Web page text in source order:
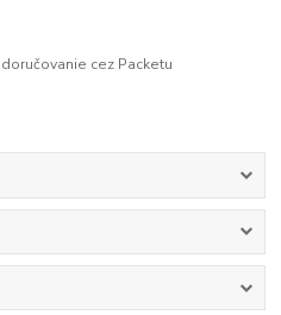
cez Packetu